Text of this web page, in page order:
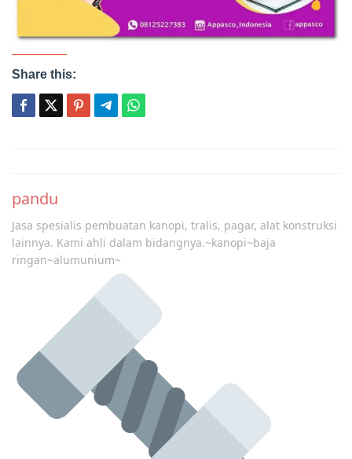
Share this:
navigation
pandu
Jasa spesialis pembuatan kanopi, tralis, pagar, alat konstruksi
lainnya. Kami ahli dalam bidangnya.~kanopi~baja
ringan~alumunium~